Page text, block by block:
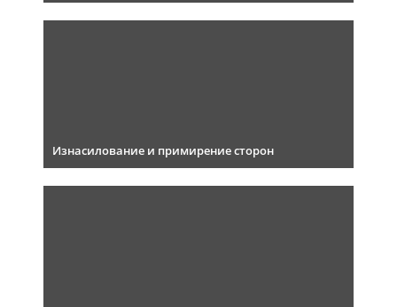
Изнасилование и примирение сторон